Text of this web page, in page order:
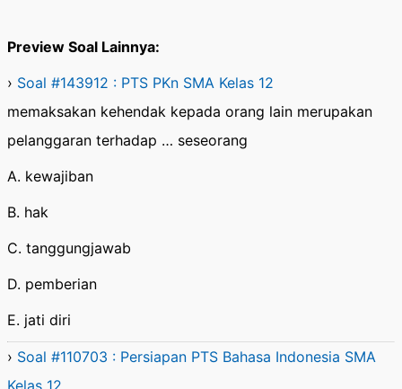
Preview Soal Lainnya:
› Soal #143912 : PTS PKn SMA Kelas 12
memaksakan kehendak kepada orang lain merupakan
pelanggaran terhadap … seseorang
A. kewajiban
B. hak
C. tanggungjawab
D. pemberian
E. jati diri
› Soal #110703 : Persiapan PTS Bahasa Indonesia SMA
Kelas 12